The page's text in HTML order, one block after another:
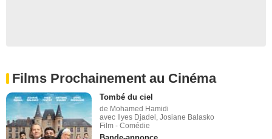
Films Prochainement au Cinéma
Tombé du ciel
de Mohamed Hamidi
avec Ilyes Djadel, Josiane Balasko
Film - Comédie